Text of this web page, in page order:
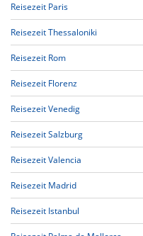
Reisezeit Paris
Reisezeit Thessaloniki
Reisezeit Rom
Reisezeit Florenz
Reisezeit Venedig
Reisezeit Salzburg
Reisezeit Valencia
Reisezeit Madrid
Reisezeit Istanbul